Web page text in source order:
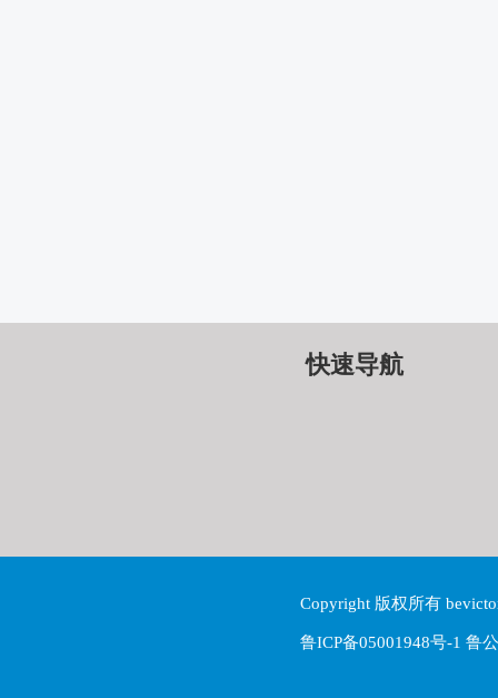
快速导航
Copyright 版权所有
鲁ICP备05001948号-1 鲁